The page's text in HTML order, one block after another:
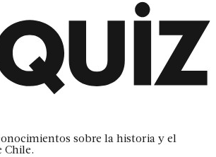
sobre la historia y el
Chile.